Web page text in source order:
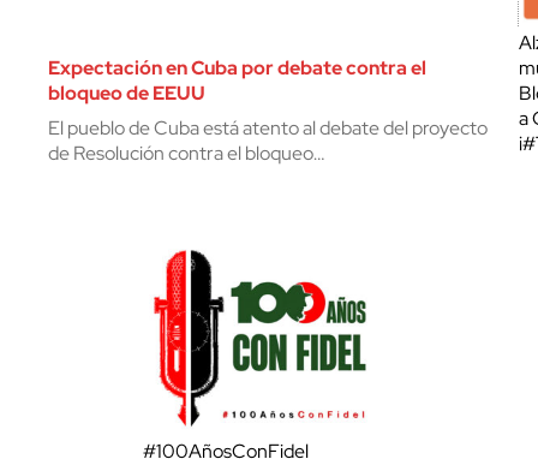
Expectación en Cuba por debate contra el
bloqueo de EEUU
El pueblo de Cuba está atento al debate del proyecto
de Resolución contra el bloqueo…
a
#100AñosConFidel